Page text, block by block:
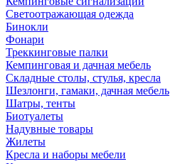
Светоотражающая одежда
Бинокли
Фонари
Треккинговые палки
Кемпинговая и дачная мебель
Складные столы, стулья, кресла
Шезлонги, гамаки, дачная мебель
Шатры, тенты
Биотуалеты
Надувные товары
Жилеты
Кресла и наборы мебели